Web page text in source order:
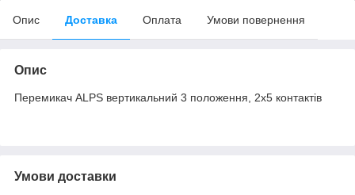
Опис Доставка Оплата Умови повернення
Опис
Перемикач ALPS вертикальний 3 положення, 2x5 контактів
Умови доставки